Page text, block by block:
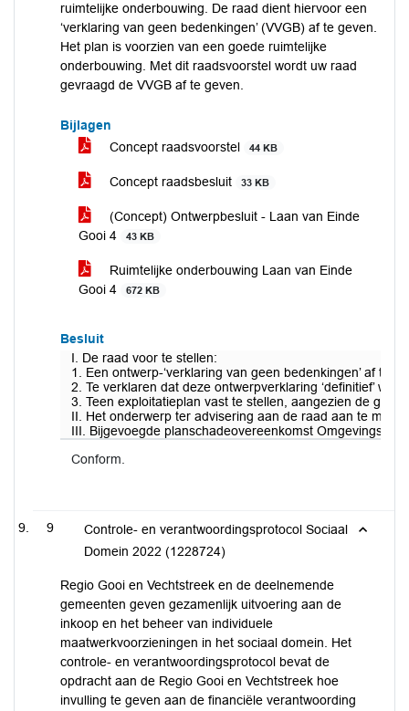
ruimtelijke onderbouwing. De raad dient hiervoor een
‘verklaring van geen bedenkingen’ (VVGB) af te geven.
Het plan is voorzien van een goede ruimtelijke
onderbouwing. Met dit raadsvoorstel wordt uw raad
gevraagd de VVGB af te geven.
Bijlagen
Concept raadsvoorstel
44 KB
Concept raadsbesluit 33 KB
(Concept) Ontwerpbesluit - Laan van Einde
Gooi 4
43 KB
Ruimtelijke onderbouwing Laan van Einde
Gooi 4
672 KB
Besluit
I. De raad voor te stellen:
1. Een ontwerp-‘verklaring van geen bedenkingen’ af te
2. Te verklaren dat deze ontwerpverklaring ‘definitief’
3. Teen exploitatieplan vast te stellen, aangezien de
II. Het onderwerp ter advisering aan de raad aan te
III. Bijgevoegde planschadeovereenkomst
Conform.
9
Controle- en verantwoordingsprotocol Sociaal
Domein 2022 (1228724)
Regio Gooi en Vechtstreek en de deelnemende
gemeenten geven gezamenlijk uitvoering aan de
inkoop en het beheer van individuele
maatwerkvoorzieningen in het sociaal domein. Het
controle- en verantwoordingsprotocol bevat de
opdracht aan de Regio Gooi en Vechtstreek hoe
invulling te geven aan de financiële verantwoording